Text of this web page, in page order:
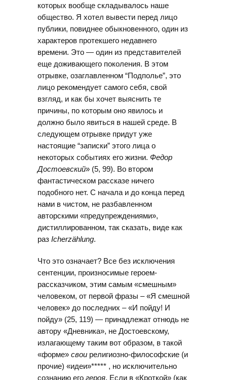
которых вообще складывалось наше
общество. Я хотел вывести перед лицо
публики, повиднее обыкновенного, один из
характеров протекшего недавнего
времени. Это — один из представителей
еще доживающего поколения. В этом
отрывке, озаглавленном “Подполье”, это
лицо рекомендует самого себя, свой
взгляд, и как бы хочет выяснить те
причины, по которым оно явилось и
должно было явиться в нашей среде. В
следующем отрывке придут уже
настоящие “записки” этого лица о
некоторых событиях его жизни. Федор
Достоевский» (5, 99). Во втором
фантастическом рассказе ничего
подобного нет. С начала и до конца перед
нами в чистом, не разбавленном
авторскими «предупреждениями»,
дистиллированном, так сказать, виде как
раз Icherzählung.
Что это означает? Все без исключения
сентенции, произносимые героем-
рассказчиком, этим самым «смешным»
человеком, от первой фразы – «Я смешной
человек» до последних – «И пойду! И
пойду» (25, 119) — принадлежат отнюдь не
автору «Дневника», не Достоевскому,
излагающему таким вот образом, в такой
«форме» свои религиозно-философские (и
прочие) «идеи»***** , но исключительно
сознанию его героя. Если в «Кроткой» (как